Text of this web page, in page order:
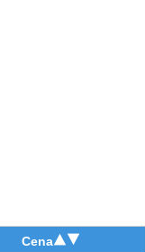
Cena